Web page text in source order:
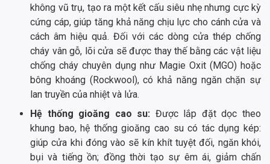
không vũ trụ, tạo ra một kết cấu siêu nhẹ nhưng cực kỳ
cứng cáp, giúp tăng khả năng chịu lực cho cánh cửa và
cách âm hiệu quả. Đối với các dòng cửa thép chống
cháy vân gỗ, lõi cửa sẽ được thay thế bằng các vật liệu
chống cháy chuyên dụng như Magie Oxit (MGO) hoặc
bông khoáng (Rockwool), có khả năng ngăn chặn sự
lan truyền của nhiệt và lửa.
Hệ thống gioăng cao su: Được lắp đặt dọc theo
khung bao, hệ thống gioăng cao su có tác dụng kép:
giúp cửa khi đóng vào sẽ kín khít tuyệt đối, ngăn khói,
bụi và tiếng ồn; đồng thời tạo sự êm ái, giảm chấn